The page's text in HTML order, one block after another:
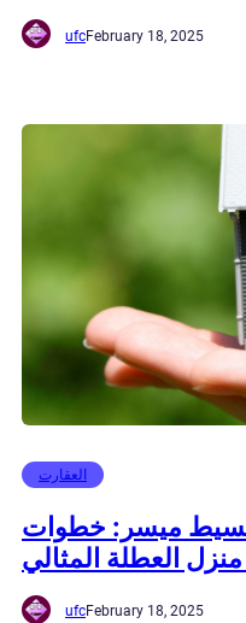
ufcFebruary 18, 2025
العقارت
ميسر: خطوات
العطلة المثالي
ufcFebruary 18, 2025